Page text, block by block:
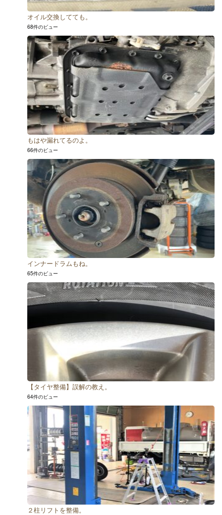
オイル交換してても。
68件のビュー
もはや漏れてるのよ。
66件のビュー
インナードラムもね。
65件のビュー
【タイヤ整備】誤解の教え。
64件のビュー
２柱リフトを整備。